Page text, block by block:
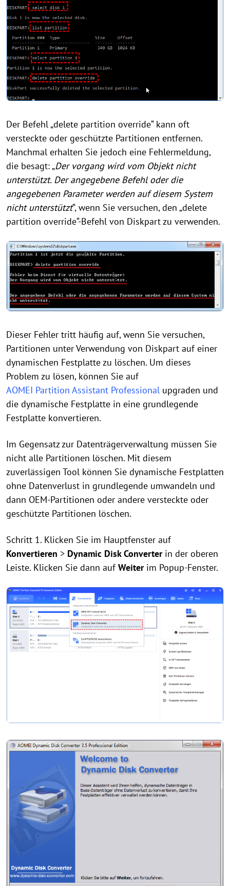
Der Befehl „delete partition override“ kann oft
versteckte oder geschützte Partitionen entfernen.
Manchmal erhalten Sie jedoch eine Fehlermeldung,
die besagt: „Der vorgang wird vom Objekt nicht
unterstützt. Der angegebene Befehl oder die
angegebenen Parameter werden auf diesem System
nicht unterstützt“, wenn Sie versuchen, den „delete
partition override“-Befehl von Diskpart zu verwenden.
Dieser Fehler tritt häufig auf, wenn Sie versuchen,
Partitionen unter Verwendung von Diskpart auf einer
dynamischen Festplatte zu löschen. Um dieses
Problem zu lösen, können Sie auf
AOMEI Partition Assistant Professional upgraden und
die dynamische Festplatte in eine grundlegende
Festplatte konvertieren.
Im Gegensatz zur Datenträgerverwaltung müssen Sie
nicht alle Partitionen löschen. Mit diesem
zuverlässigen Tool können Sie dynamische Festplatten
ohne Datenverlust in grundlegende umwandeln und
dann OEM-Partitionen oder andere versteckte oder
geschützte Partitionen löschen.
Schritt 1. Klicken Sie im Hauptfenster auf
Konvertieren > Dynamic Disk Converterin der oberen
Leiste. Klicken Sie dann aufWeiterim Popup-Fenster.